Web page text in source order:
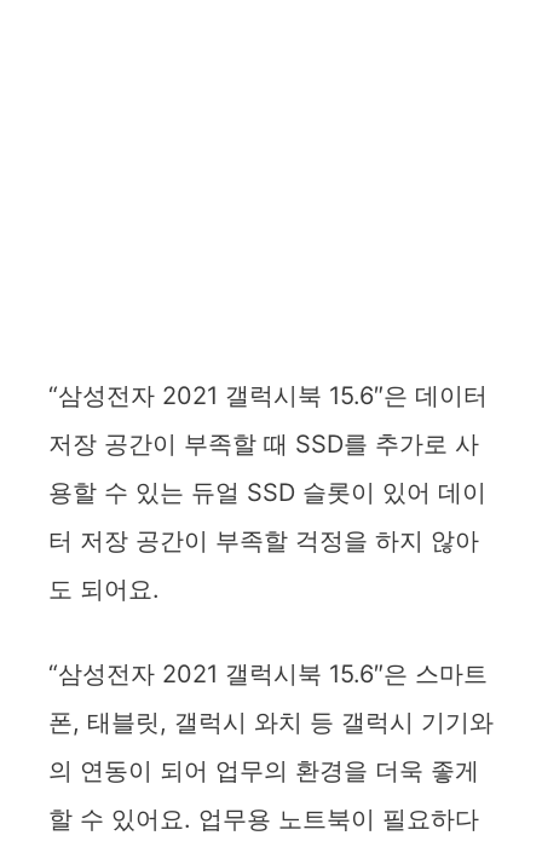
“삼성전자 2021 갤럭시북 15.6″은 데이터
저장 공간이 부족할 때 SSD를 추가로 사
용할 수 있는 듀얼 SSD 슬롯이 있어 데이
터 저장 공간이 부족할 걱정을 하지 않아
도 되어요.
“삼성전자 2021 갤럭시북 15.6″은 스마트
폰, 태블릿, 갤럭시 와치 등 갤럭시 기기와
의 연동이 되어 업무의 환경을 더욱 좋게
할 수 있어요. 업무용 노트북이 필요하다